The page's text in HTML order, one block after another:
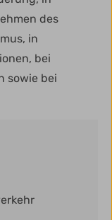
des
in
bei
sowie bei